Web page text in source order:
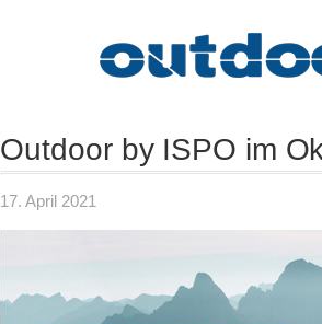
Outdoor by ISPO im
17. April 2021